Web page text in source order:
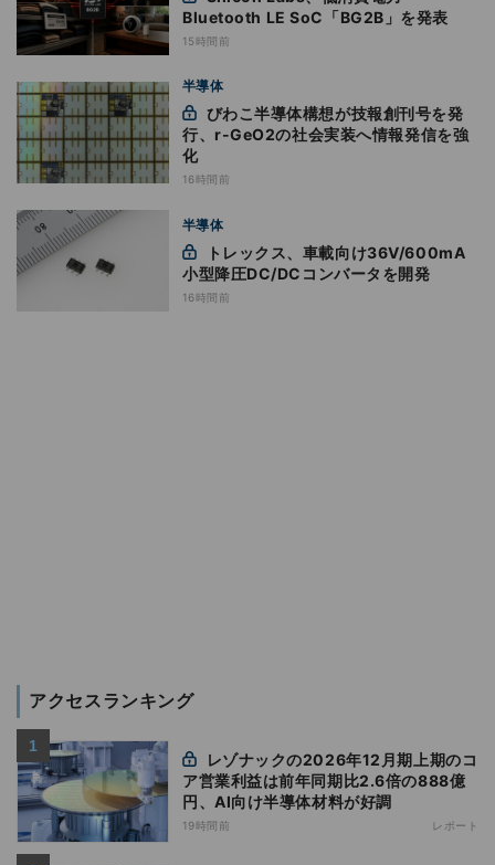
Bluetooth LE SoC「BG2B」を発表
15時間前
半導体
行、r-GeO2の社会実装へ情報発信を強
化
16時間前
半導体
小型降圧DC/DCコンバータを開発
16時間前
アクセスランキング
ア営業利益は前年同期比2.6倍の888億
円、AI向け半導体材料が好調
19時間前 レポート